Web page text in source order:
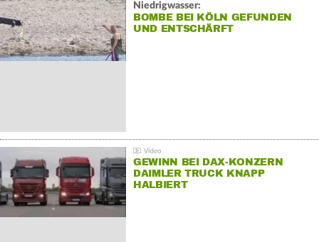
Niedrigwasser:
BOMBE BEI KÖLN GEFUNDEN
UND ENTSCHÄRFT
GEWINN BEI DAX-KONZERN
DAIMLER TRUCK KNAPP
HALBIERT